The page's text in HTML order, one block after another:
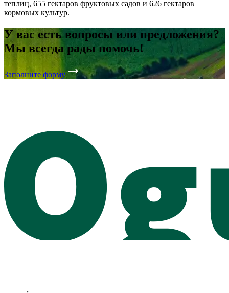
теплиц, 655 гектаров фруктовых садов и 626 гектаров
кормовых культур.
У вас есть вопросы или предложения?
Мы всегда рады помочь!
Заполните форму